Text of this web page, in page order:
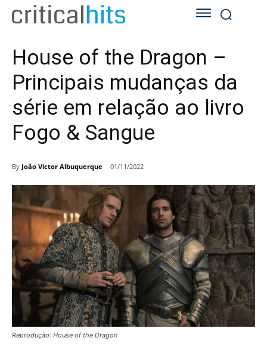
House of the Dragon –
Principais mudanças da
série em relação ao livro
Fogo & Sangue
By João Victor Albuquerque 01/11/2022
Reprodução: House of the Dragon